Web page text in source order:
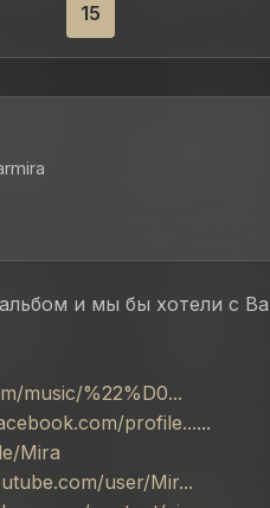
15
и мы бы хотели с
music/%22%D0...
profile......
Mira
user/Mir...